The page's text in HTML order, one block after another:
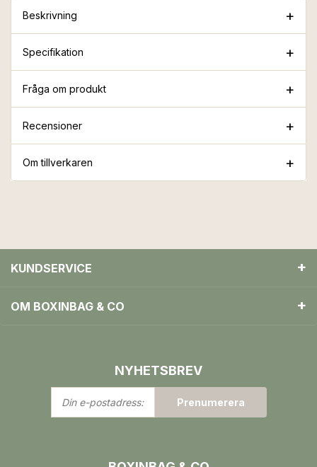
Beskrivning
Specifikation
Fråga om produkt
Recensioner
Om tillverkaren
KUNDSERVICE
OM BOXINBAG & CO
NYHETSBREV
Din
e-
Prenumerera